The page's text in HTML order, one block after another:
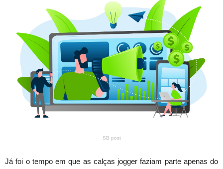
SB post
Já foi o tempo em que as calças jogger faziam parte apenas do